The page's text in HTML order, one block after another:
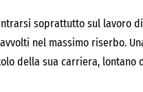
soprattutto sul lavoro
nel massimo riserbo.
della sua carriera, lontano